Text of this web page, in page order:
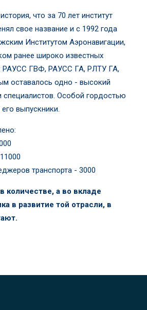
что за 70 лет институт
свое название и с 1992 года
Институтом Аэронавигации,
ранее широко известных
РАУСС ГВФ, РАУСС ГА, РЛТУ ГА,
оставалось одно - высокий
специалистов. Особой гордостью
выпускники.
транспорта - 3000
количестве, а во вкладе
в развитие той отрасли, в